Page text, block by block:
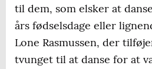
til dem, som elsker at
års fødselsdage eller
Lone Rasmussen, der
tvunget til at danse for at